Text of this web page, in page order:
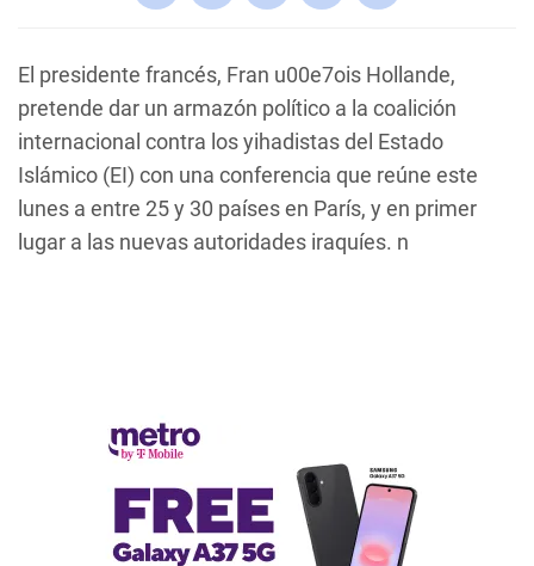
El presidente francés, Fran u00e7ois Hollande,
pretende dar un armazón político a la coalición
internacional contra los yihadistas del Estado
Islámico (EI) con una conferencia que reúne este
lunes a entre 25 y 30 países en París, y en primer
lugar a las nuevas autoridades iraquíes. n